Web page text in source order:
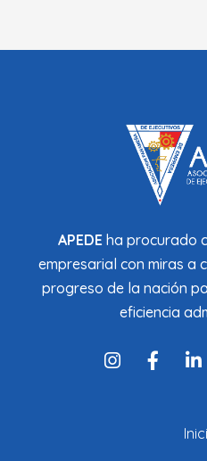
APEDEha procurado
empresarial con miras a
progreso de la nación
eficiencia